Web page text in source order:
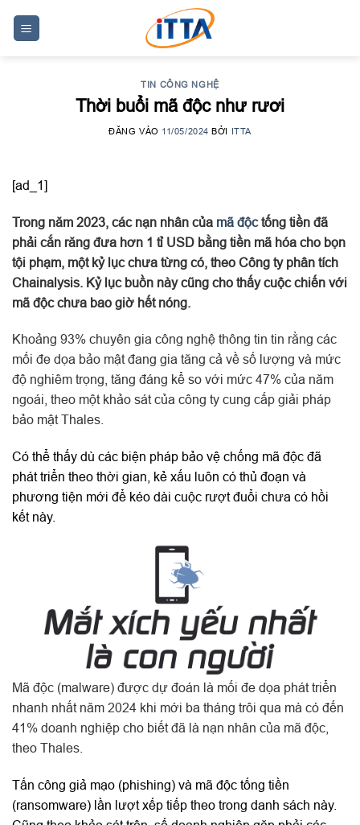
TIN CÔNG NGHỆ
Thời buổi mã độc như rươi
ĐĂNG VÀO 11/05/2024 BỞI ITTA
[ad_1]
Trong năm 2023, các nạn nhân của mã độctống tiền đã
phải cắn răng đưa hơn 1 tỉ USD bằng tiền mã hóa cho bọn
tội phạm, một kỷ lục chưa từng có, theo Công ty phân tích
Chainalysis. Kỷ lục buồn này cũng cho thấy cuộc chiến với
mã độc chưa bao giờ hết nóng.
Khoảng 93% chuyên gia công nghệ thông tin tin rằng các
mối đe dọa bảo mật đang gia tăng cả về số lượng và mức
độ nghiêm trọng, tăng đáng kể so với mức 47% của năm
ngoái, theo một khảo sát của công ty cung cấp giải pháp
bảo mật Thales.
Có thể thấy dù các biện pháp bảo vệ chống mã độc đã
phát triển theo thời gian, kẻ xấu luôn có thủ đoạn và
phương tiện mới để kéo dài cuộc rượt đuổi chưa có hồi
kết này.
Mã độc (malware) được dự đoán là mối đe dọa phát triển
nhanh nhất năm 2024 khi mới ba tháng trôi qua mà có đến
41% doanh nghiệp cho biết đã là nạn nhân của mã độc,
theo Thales.
Tấn công giả mạo (phishing) và mã độc tống tiền
(ransomware) lần lượt xếp tiếp theo trong danh sách này.